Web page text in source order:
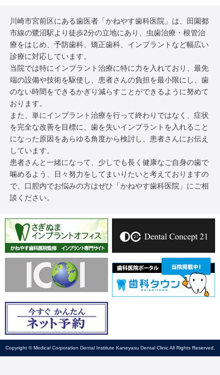
川崎市宮前区にある歯医者「かねやす歯科医院」は、田園都
市線の鷺沼駅より徒歩2分の立地にあり、虫歯治療・根管治
療をはじめ、予防歯科、矯正歯科、インプラントなど幅広い
診療に対応しています。
当院では特にインプラント治療に特に力を入れており、最先
端の設備や技術を駆使し、患者さんの負担を最小限にし、歯
のない時間をできるかぎり減らすことができるように努めて
おります。
また、単にインプラント治療を行って終わりではなく、症状
を完全な改善を目標に、歯を失いインプラントを入れること
になった原因をあらゆる角度から検討し、患者さんにお伝え
しています。
患者さんと一緒になって、少しでも長く健康なご自身の歯で
噛めるよう、日々努力をしてまいりたいと考えておりますの
で、口腔内でお悩みの方はぜひ「かねやす歯科医院」にご相
談ください。
Copyright © Medical Corporation Dental Institute Kaneyasu Dental Clinic All Rights Reserved.